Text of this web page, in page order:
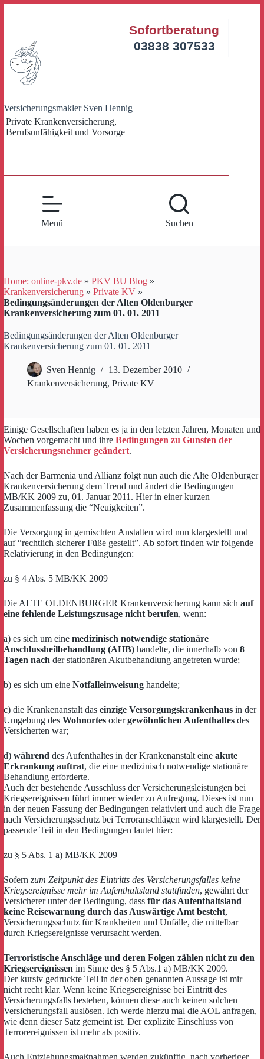
Versicherungsmakler Sven Hennig
Private Krankenversicherung,
Berufsunfähigkeit und Vorsorge
Sofortberatung
03838 307533
Menü Suchen
Home: online-pkv.de » PKV BU Blog »
Krankenversicherung » Private KV »
Bedingungsänderungen der Alten Oldenburger
Krankenversicherung zum 01. 01. 2011
Bedingungsänderungen der Alten Oldenburger
Krankenversicherung zum 01. 01. 2011
Sven Hennig
13. Dezember 2010
Krankenversicherung, Private KV
Einige Gesellschaften haben es ja in den letzten Jahren, Monaten und
Wochen vorgemacht und ihre Bedingungen zu Gunsten der
Versicherungsnehmer geändert.
Nach der Barmenia und Allianz folgt nun auch die Alte Oldenburger
Krankenversicherung dem Trend und ändert die Bedingungen
MB/KK 2009 zu, 01. Januar 2011. Hier in einer kurzen
Zusammenfassung die “Neuigkeiten”.
Die Versorgung in gemischten Anstalten wird nun klargestellt und
auf “rechtlich sicherer Füße gestellt”. Ab sofort finden wir folgende
Relativierung in den Bedingungen:
zu § 4 Abs. 5 MB/KK 2009
Die ALTE OLDENBURGER Krankenversicherung kann sich auf
eine fehlende Leistungszusage nicht berufen, wenn:
a) es sich um eine medizinisch notwendige stationäre
Anschlussheilbehandlung (AHB) handelte, die innerhalb von 8
Tagen nach der stationären Akutbehandlung angetreten wurde;
b) es sich um eine Notfalleinweisung handelte;
c) die Krankenanstalt das einzige Versorgungskrankenhaus in der
Umgebung des Wohnortes odergewöhnlichen Aufenthaltes des
Versicherten war;
d) während des Aufenthaltes in der Krankenanstalt eine akute
Erkrankung auftrat, die eine medizinisch notwendige stationäre
Behandlung erforderte.
Auch der bestehende Ausschluss der Versicherungsleistungen bei
Kriegsereignissen führt immer wieder zu Aufregung. Dieses ist nun
in der neuen Fassung der Bedingungen relativiert und auch die Frage
nach Versicherungsschutz bei Terroranschlägen wird klargestellt. Der
passende Teil in den Bedingungen lautet hier:
zu § 5 Abs. 1 a) MB/KK 2009
Sofern zum Zeitpunkt des Eintritts des Versicherungsfalles keine
Kriegsereignisse mehr im Aufenthaltsland stattfinden, gewährt der
Versicherer unter der Bedingung, dass für das Aufenthaltsland
keine Reisewarnung durch das Auswärtige Amt besteht,
Versicherungsschutz für Krankheiten und Unfälle, die mittelbar
durch Kriegsereignisse verursacht werden.
Terroristische Anschläge und deren Folgen zählen nicht zu den
Kriegsereignissen im Sinne des § 5 Abs.1 a) MB/KK 2009.
Der kursiv gedruckte Teil in der oben genannten Aussage ist mir
nicht recht klar. Wenn keine Kriegsereignisse bei Eintritt des
Versicherungsfalls bestehen, können diese auch keinen solchen
Versicherungsfall auslösen. Ich werde hierzu mal die AOL anfragen,
wie denn dieser Satz gemeint ist. Der explizite Einschluss von
Terrorereignissen ist mehr als positiv.
Auch Entziehungsmaßnahmen werden zukünftig, nach vorheriger